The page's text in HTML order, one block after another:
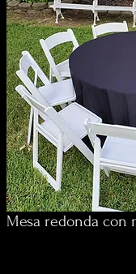
Mesa redonda con
$490